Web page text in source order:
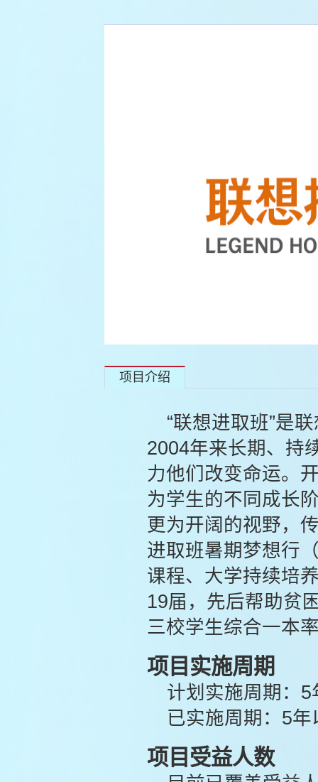
项目介绍
“联想进取班”是
2004年来长期、持
力他们改变命运。
为学生的不同成长
更为开阔的视野，
进取班暑期梦想行
课程、大学持续培
19届，先后帮助贫
三校学生综合一本
项目实施周期
计划实施周期：5
已实施周期：5年
项目受益人数